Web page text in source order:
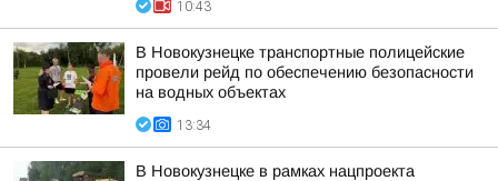
10:43
В Новокузнецке транспортные полицейские
провели рейд по обеспечению безопасности
на водных объектах
13:34
В Новокузнецке в рамках нацпроекта